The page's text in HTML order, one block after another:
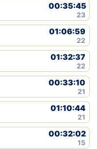
00:35:45
23
01:06:59
22
01:32:37
22
00:33:10
21
01:10:44
21
00:32:02
15